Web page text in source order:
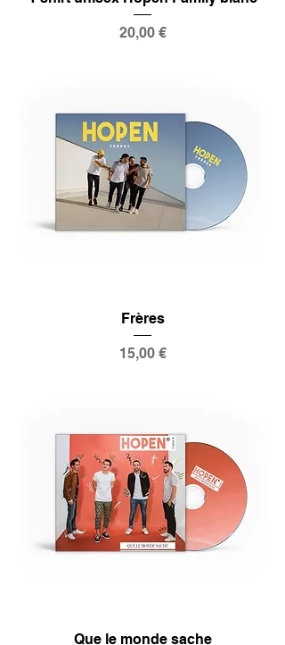
Prix
20,00 €
Frères
Prix
15,00 €
Que le monde sache